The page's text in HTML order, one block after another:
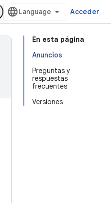
Acceder
En esta página
Anuncios
Preguntas y
respuestas
frecuentes
Versiones